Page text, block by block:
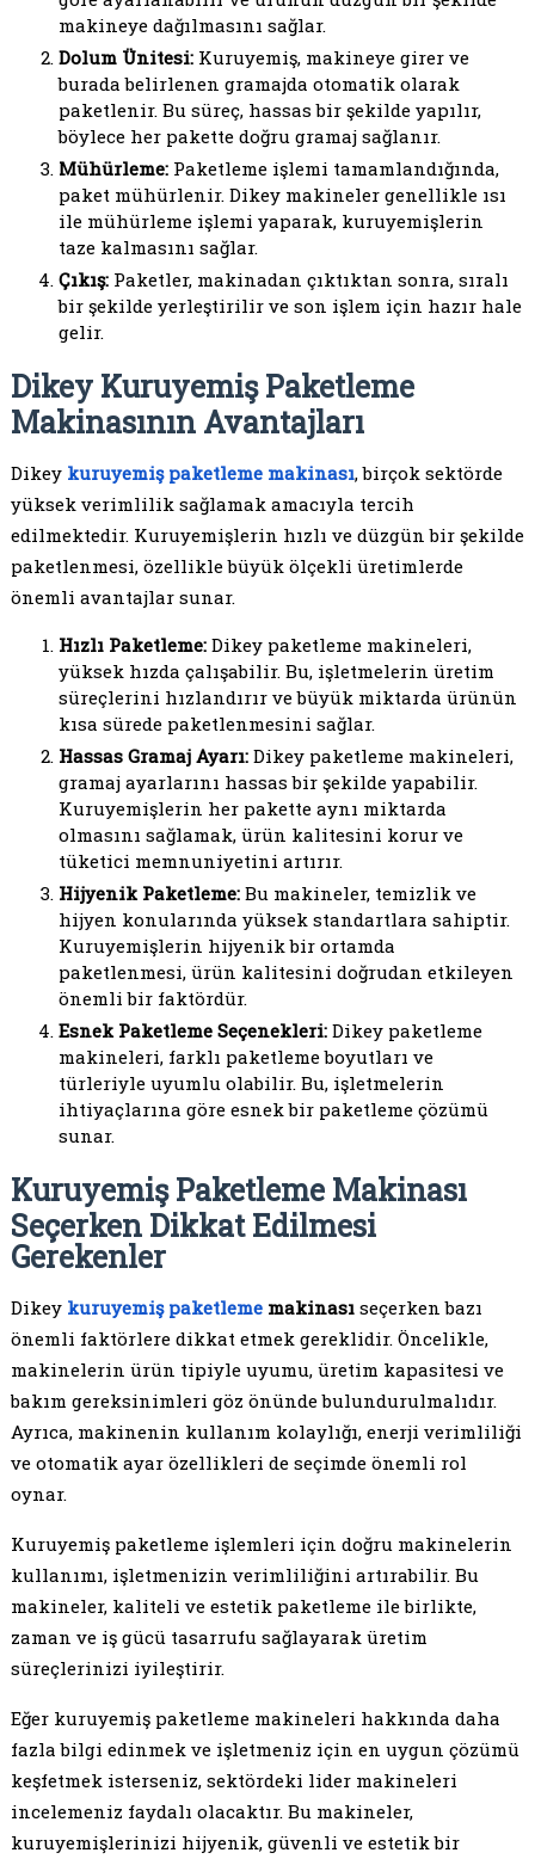
makineye dağılmasını sağlar.
Dolum Ünitesi:Kuruyemiş, makineye girer ve
burada belirlenen gramajda otomatik olarak
paketlenir. Bu süreç, hassas bir şekilde yapılır,
böylece her pakette doğru gramaj sağlanır.
Mühürleme:Paketleme işlemi tamamlandığında,
paket mühürlenir. Dikey makineler genellikle ısı
ile mühürleme işlemi yaparak, kuruyemişlerin
taze kalmasını sağlar.
Çıkış:Paketler, makinadan çıktıktan sonra, sıralı
bir şekilde yerleştirilir ve son işlem için hazır hale
gelir.
Dikey Kuruyemiş Paketleme
Makinasının Avantajları
Dikey kuruyemiş paketleme makinası, birçok sektörde
yüksek verimlilik sağlamak amacıyla tercih
edilmektedir. Kuruyemişlerin hızlı ve düzgün bir şekilde
paketlenmesi, özellikle büyük ölçekli üretimlerde
önemli avantajlar sunar.
Hızlı Paketleme:Dikey paketleme makineleri,
yüksek hızda çalışabilir. Bu, işletmelerin üretim
süreçlerini hızlandırır ve büyük miktarda ürünün
kısa sürede paketlenmesini sağlar.
Hassas Gramaj Ayarı:Dikey paketleme makineleri,
gramaj ayarlarını hassas bir şekilde yapabilir.
Kuruyemişlerin her pakette aynı miktarda
olmasını sağlamak, ürün kalitesini korur ve
tüketici memnuniyetini artırır.
Hijyenik Paketleme:Bu makineler, temizlik ve
hijyen konularında yüksek standartlara sahiptir.
Kuruyemişlerin hijyenik bir ortamda
paketlenmesi, ürün kalitesini doğrudan etkileyen
önemli bir faktördür.
Esnek Paketleme Seçenekleri:Dikey paketleme
makineleri, farklı paketleme boyutları ve
türleriyle uyumlu olabilir. Bu, işletmelerin
ihtiyaçlarına göre esnek bir paketleme çözümü
sunar.
Kuruyemiş Paketleme Makinası
Seçerken Dikkat Edilmesi
Gerekenler
Dikey kuruyemiş paketlememakinasıseçerken bazı
önemli faktörlere dikkat etmek gereklidir. Öncelikle,
makinelerin ürün tipiyle uyumu, üretim kapasitesi ve
bakım gereksinimleri göz önünde bulundurulmalıdır.
Ayrıca, makinenin kullanım kolaylığı, enerji verimliliği
ve otomatik ayar özellikleri de seçimde önemli rol
oynar.
Kuruyemiş paketleme işlemleri için doğru makinelerin
kullanımı, işletmenizin verimliliğini artırabilir. Bu
makineler, kaliteli ve estetik paketleme ile birlikte,
zaman ve iş gücü tasarrufu sağlayarak üretim
süreçlerinizi iyileştirir.
Eğer kuruyemiş paketleme makineleri hakkında daha
fazla bilgi edinmek ve işletmeniz için en uygun çözümü
keşfetmek isterseniz, sektördeki lider makineleri
incelemeniz faydalı olacaktır. Bu makineler,
kuruyemişlerinizi hijyenik, güvenli ve estetik bir